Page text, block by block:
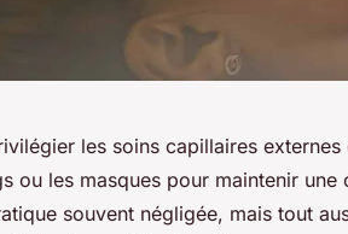
les soins capillaires
ou les masques pour maintenir une
souvent négligée, mais tout